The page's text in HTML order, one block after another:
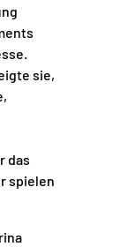
sie,
das
spielen